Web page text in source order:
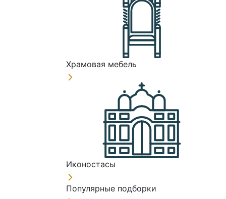
Храмовая мебель
Иконостасы
Популярные подборки